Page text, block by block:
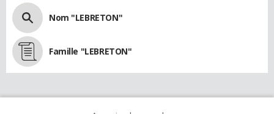
Nom "LEBRETON"
Famille "LEBRETON"